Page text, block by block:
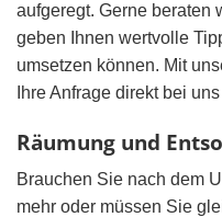
aufgeregt. Gerne beraten
geben Ihnen wertvolle
umsetzen können. Mit
Ihre Anfrage direkt bei
Räumung und
Brauchen Sie nach dem
mehr oder müssen Sie